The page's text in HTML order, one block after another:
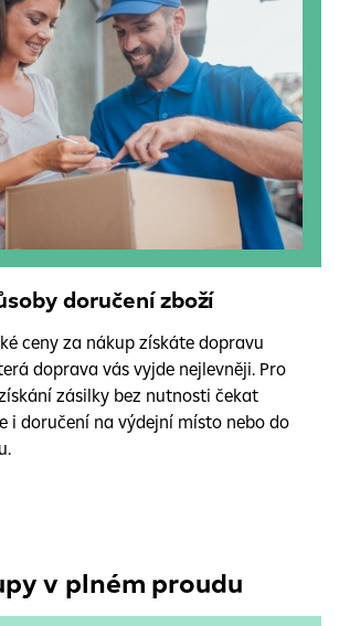
doručení zboží
ceny za nákup získáte dopravu
doprava vás vyjde nejlevněji. Pro
zásilky bez nutnosti čekat
i doručení na výdejní místo nebo do
v plném proudu